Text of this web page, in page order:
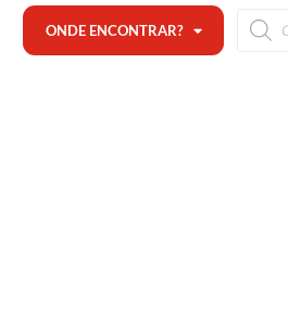
ONDE ENCONTRAR?